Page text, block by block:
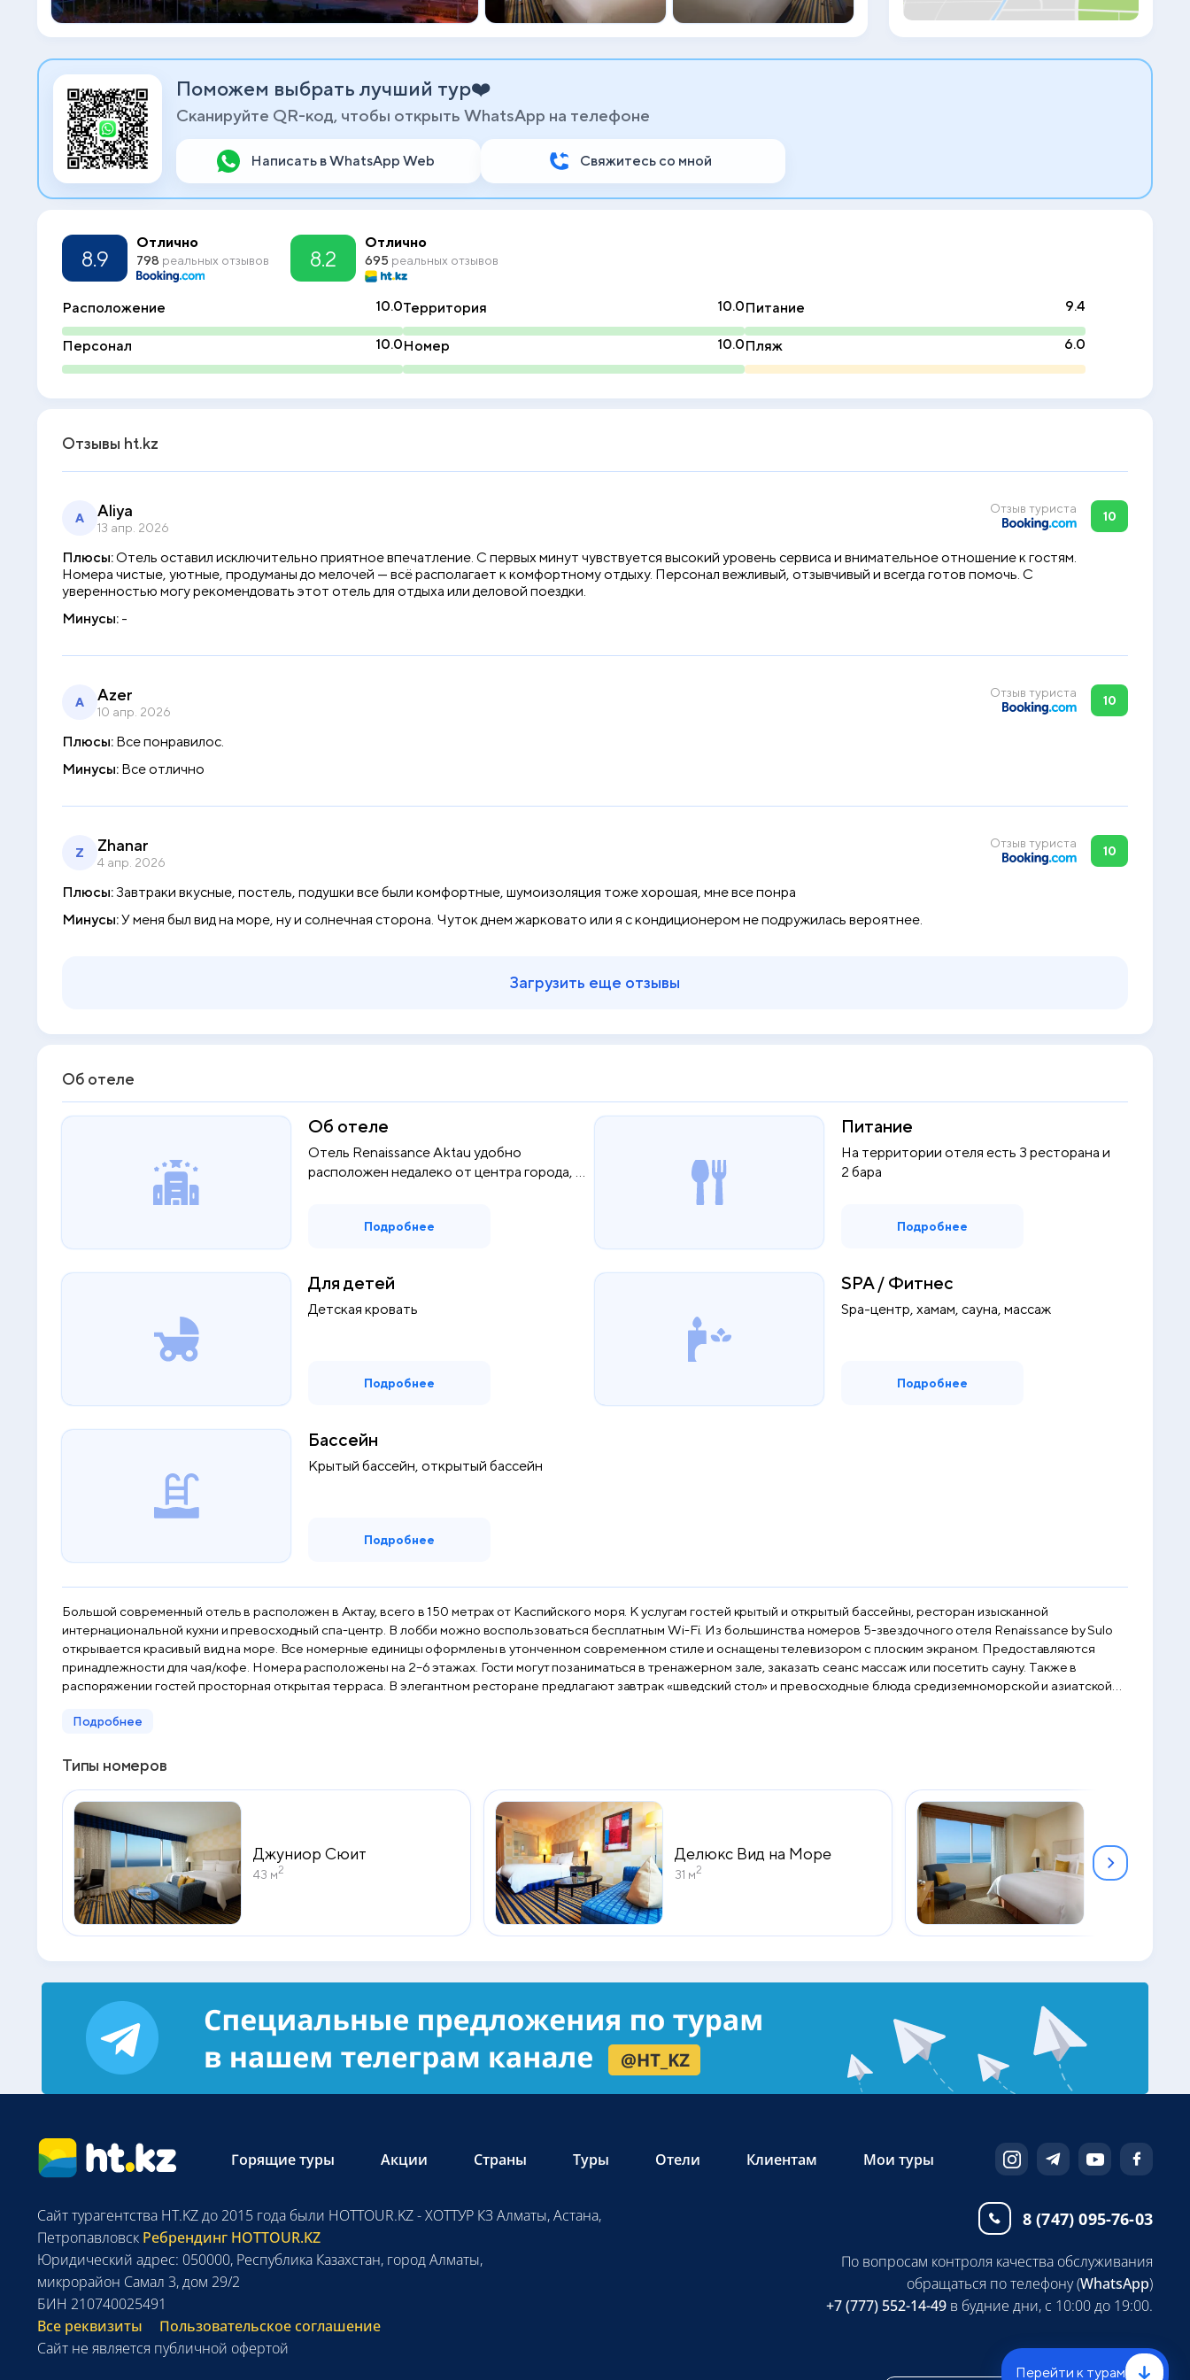
сауну. Также в распоряжении гостей
просторная открытая терраса. В
элегантном ресторане предлагают
Канат» — 6 минут езды на автомобиле.
Поможем выбрать лучший тур❤️
Сканируйте QR-код, чтобы открыть WhatsApp на телефоне
Написать в WhatsApp Web Свяжитесь со мной
8.9
Отлично
798 реальных отзывов 8.2
Отлично
695 реальных отзывов
Расположение 10.0Территория 10.0Питание 9.4
Персонал 10.0Номер 10.0Пляж 6.0
Отзывы ht.kz
A Aliya
13 апр. 2026
Отзыв туриста
10
Плюсы:Отель оставил исключительно приятное впечатление. С первых минут чувствуется высокий уровень сервиса и внимательное отношение к гостям.
Номера чистые, уютные, продуманы до мелочей — всё располагает к комфортному отдыху. Персонал вежливый, отзывчивый и всегда готов помочь. С
уверенностью могу рекомендовать этот отель для отдыха или деловой поездки.
Минусы: -
A Azer
10 апр. 2026
Отзыв туриста
10
Плюсы: Все понравилос.
Минусы: Все отлично
Z Zhanar
4 апр. 2026
Отзыв туриста
10
Плюсы:Завтраки вкусные, постель, подушки все были комфортные, шумоизоляция тоже хорошая, мне все понра
Минусы:У меня был вид на море, ну и солнечная сторона. Чуток днем жарковато или я с кондиционером не подружилась вероятнее.
Загрузить еще отзывы
Об отеле
Об отеле
Отель Renaissance Aktau удобно
расположен недалеко от центра города, c
Подробнее
Питание
На территории отеля есть 3 ресторана и
2 бара
Подробнее
Для детей
Детская кровать
Подробнее
SPA / Фитнес
Spa-центр, хамам, сауна, массаж
Подробнее
Бассейн
Крытый бассейн, открытый бассейн
Подробнее
Большой современный отель в расположен в Актау, всего в 150 метрах от Каспийского моря. К услугам гостей крытый и открытый бассейны, ресторан изысканной
интернациональной кухни и превосходный спа-центр. В лобби можно воспользоваться бесплатным Wi-Fi. Из большинства номеров 5-звездочного отеля Renaissance by Sulo
открывается красивый вид на море. Все номерные единицы оформлены в утонченном современном стиле и оснащены телевизором с плоским экраном. Предоставляются
принадлежности для чая/кофе. Номера расположены на 2–6 этажах. Гости могут позаниматься в тренажерном зале, заказать сеанс массаж или посетить сауну. Также в
распоряжении гостей просторная открытая терраса. В элегантном ресторане предлагают завтрак «шведский стол» и превосходные блюда средиземноморской и азиатской
железнодорожного вокзала Актау составляет 8 км. До стадиона «Жас Канат» — 6 минут езды на автомобиле.
Подробнее
Типы номеров
Джуниор Сюит
43 м2
Делюкс Вид на Море
31 м2
Business
73 м 2
Перейти к турам
Горящие туры Акции Страны Туры Отели Клиентам Мои туры
8 (747) 095-76-03
Сайт турагентства HT.KZ до 2015 года были HOTTOUR.KZ - ХОТТУР КЗ Алматы, Астана,
Петропавловск Ребрендинг HOTTOUR.KZ
Юридический адрес: 050000, Республика Казахстан, город Алматы,
микрорайон Самал 3, дом 29/2
БИН 210740025491
Все реквизиты
Пользовательское соглашение
Сайт не является публичной офертой
По вопросам контроля качества обслуживания
обращаться по телефону (WhatsApp)
+7 (777) 552-14-49 в будние дни, с 10:00 до 19:00.